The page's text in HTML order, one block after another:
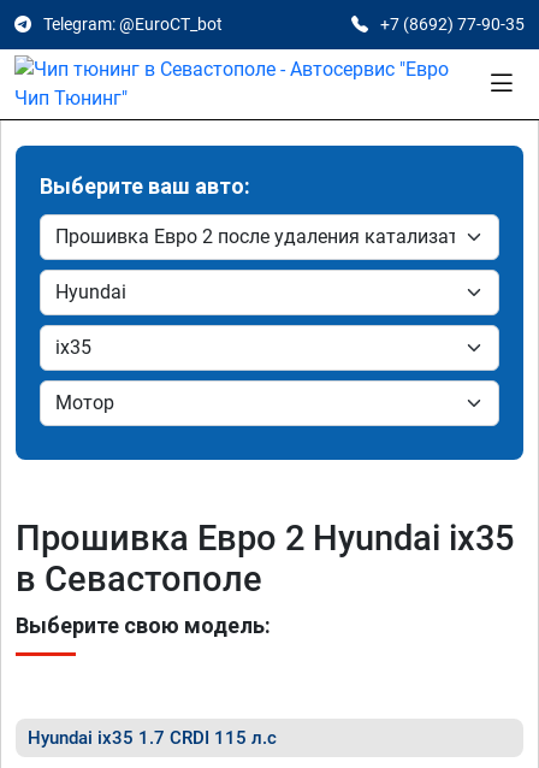
Telegram: @EuroCT_bot +7 (8692) 77-90-35
Выберите ваш авто:
Прошивка Евро 2 Hyundai ix35
в Севастополе
Выберите свою модель:
Hyundai ix35 1.7 CRDI 115 л.с